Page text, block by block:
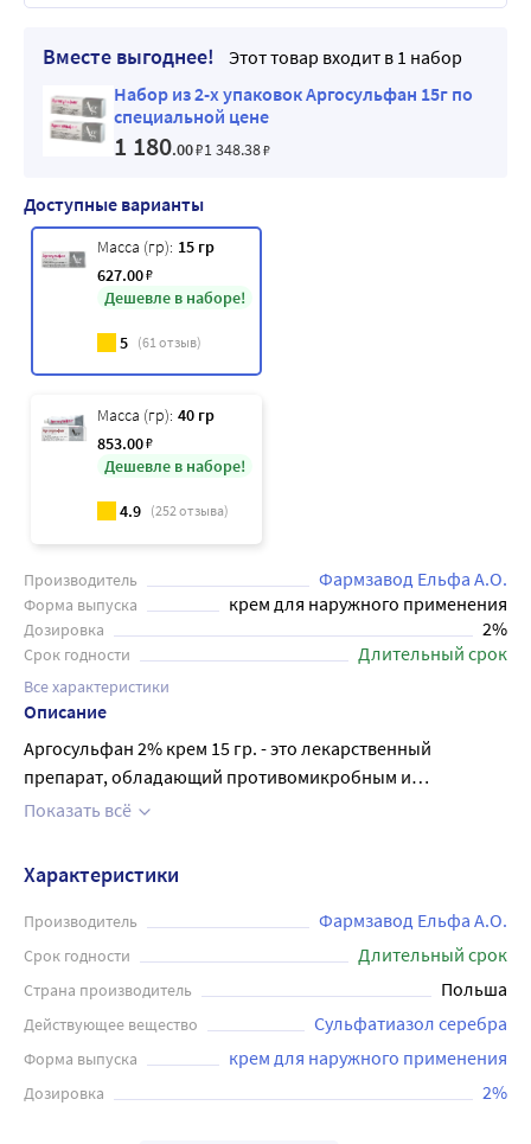
Вместе выгоднее!
Этот товар входит в 1 набор
Набор из 2-х упаковок Аргосульфан 15г по
специальной цене
1 180.00₽1 348.38₽
Доступные варианты
Масса (гр): 15 гр
627.00₽
Дешевле в наборе!
5 (61отзыв)
Масса (гр): 40 гр
853.00₽
Дешевле в наборе!
4.9 (252отзыва)
Производитель Фармзавод Ельфа А.О.
Форма выпуска крем для наружного применения
Дозировка 2%
Срок годности Длительный срок
Все характеристики
Описание
Аргосульфан 2% крем 15 гр. - это лекарственный
препарат, обладающий противомикробным и
противовоспалительным действием. Крем используется
ожогов 1-2 степеней, трофических язв и других кожных
заболеваний с инфицированным компонентом.
Препарат содержит сульфатиазол серебра, который
блокирует развитие различных видов бактерий и
2% крем наносится тонким слоем на очищенную и
осушенную поверхность кожи 2-3 раза в день до полного
заживления. Перед применением необходимо
проконсультироваться с врачом.
Показать всё
Характеристики
Производитель Фармзавод Ельфа А.О.
Срок годности Длительный срок
Страна производитель Польша
Действующее вещество Сульфатиазол серебра
Форма выпуска крем для наружного применения
Дозировка 2%